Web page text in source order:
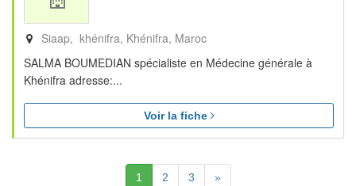
Siaap, khénifra Khénifra Maroc
SALMA BOUMEDIAN spécialiste en Médecine générale à
Khénifra adresse:...
Voir la fiche
1 (Actuelle)
2 3 »Suivante